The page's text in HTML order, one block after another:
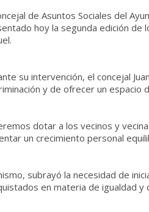
de Asuntos Sociales del
hoy la segunda edición de
su intervención, el concejal
y de ofrecer un espacio
dotar a los vecinos y
un crecimiento personal
subrayó la necesidad de
en materia de igualdad